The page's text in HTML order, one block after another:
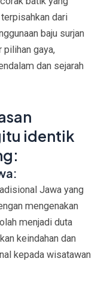
dari
baju surjan
pilihan gaya,
dan sejarah
identik
Jawa yang
mengenakan
menjadi duta
keindahan dan
kepada wisatawan